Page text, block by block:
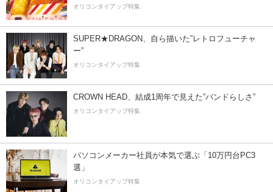
オリコンタイアップ特集
SUPER★DRAGON、自ら描いた”レトロフューチャ
ー”
オリコンタイアップ特集
CROWN HEAD、結成1周年で見えた”バンドらしさ”
オリコンタイアップ特集
パソコンメーカー社員が本気で選ぶ「10万円台PC3
選」
オリコンタイアップ特集